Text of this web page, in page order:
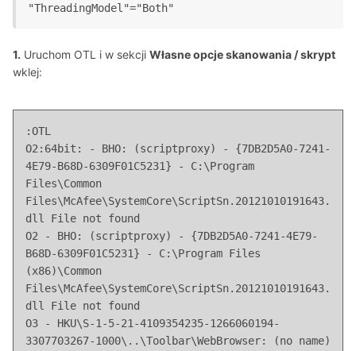
1. Uruchom OTL i w sekcji Własne opcje skanowania / skrypt
wklej:
:OTL
O2:64bit: - BHO: (scriptproxy) - {7DB2D5A0-7241-
4E79-B68D-6309F01C5231} - C:\Program
Files\Common
Files\McAfee\SystemCore\ScriptSn.20121010191643.
dll File not found
O2 - BHO: (scriptproxy) - {7DB2D5A0-7241-4E79-
B68D-6309F01C5231} - C:\Program Files
(x86)\Common
Files\McAfee\SystemCore\ScriptSn.20121010191643.
dll File not found
O3 - HKU\S-1-5-21-4109354235-1266060194-
3307703267-1000\..\Toolbar\WebBrowser: (no name)